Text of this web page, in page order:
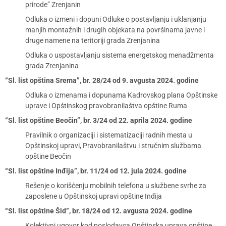
prirode” Zrenjanin
Odluka o izmeni i dopuni Odluke o postavljanju i uklanjanju
manjih montažnih i drugih objekata na površinama javne i
druge namene na teritoriji grada Zrenjanina
Odluka o uspostavljanju sistema energetskog menadžmenta
grada Zrenjanina
“Sl. list opština Srema”, br. 28/24 od 9. avgusta 2024. godine
Odluka o izmenama i dopunama Kadrovskog plana Opštinske
uprave i Opštinskog pravobranilaštva opštine Ruma
“Sl. list opštine Beočin”, br. 3/24 od 22. aprila 2024. godine
Pravilnik o organizaciji i sistematizaciji radnih mesta u
Opštinskoj upravi, Pravobranilaštvu i stručnim službama
opštine Beočin
“Sl. list opštine Inđija”, br. 11/24 od 12. jula 2024. godine
Rešenje o korišćenju mobilnih telefona u službene svrhe za
zaposlene u Opštinskoj upravi opštine Inđija
“Sl. list opštine Šid”, br. 18/24 od 12. avgusta 2024. godine